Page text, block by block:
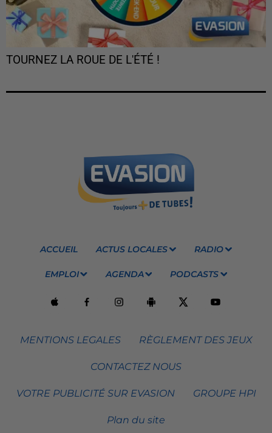
TOURNEZ LA ROUE DE L'ÉTÉ !
ACCUEIL ACTUS LOCALES RADIO
EMPLOI AGENDA PODCASTS
MENTIONS LEGALES RÈGLEMENT DES JEUX
CONTACTEZ NOUS
VOTRE PUBLICITÉ SUR EVASION GROUPE HPI
Plan du site